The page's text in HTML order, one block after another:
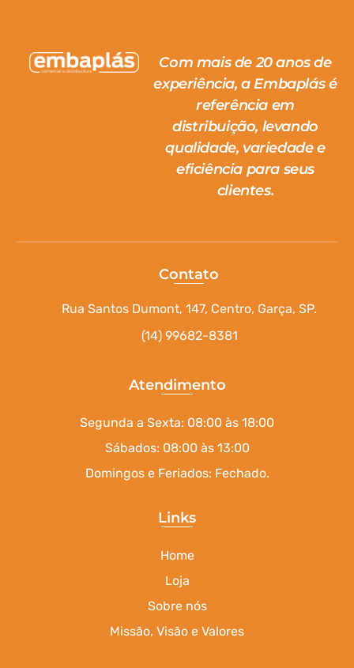
Com mais de 20 anos de
experiência, a Embaplás é
referência em
distribuição, levando
qualidade, variedade e
eficiência para seus
clientes.
Contato
Rua Santos Dumont, 147, Centro, Garça, SP.
(14) 99682-8381
Atendimento
Segunda a Sexta: 08:00 às 18:00
Sábados: 08:00 às 13:00
Domingos e Feriados: Fechado.
Links
Home
Loja
Sobre nós
Missão, Visão e Valores